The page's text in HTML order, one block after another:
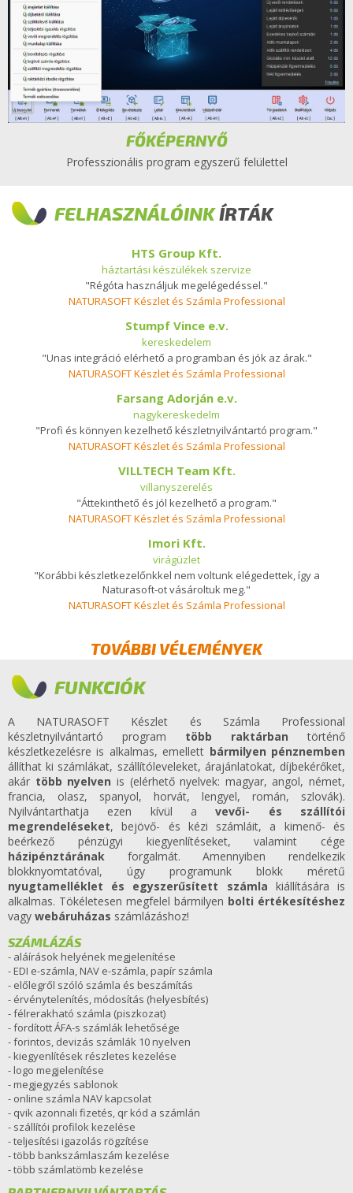
FŐKÉPERNYŐ
Professzionális program egyszerű felülettel
FELHASZNÁLÓINKÍRTÁK
HTS Group Kft.
háztartási készülékek szervize
"Régóta használjuk megelégedéssel."
NATURASOFT Készlet és Számla Professional
Stumpf Vince e.v.
kereskedelem
"Unas integráció elérhető a programban és jók az árak."
NATURASOFT Készlet és Számla Professional
Farsang Adorján e.v.
nagykereskedelm
"Profi és könnyen kezelhető készletnyilvántartó program."
NATURASOFT Készlet és Számla Professional
VILLTECH Team Kft.
villanyszerelés
"Áttekinthető és jól kezelhető a program."
NATURASOFT Készlet és Számla Professional
Imori Kft.
virágüzlet
"Korábbi készletkezelőnkkel nem voltunk elégedettek, így a
Naturasoft-ot vásároltuk meg."
NATURASOFT Készlet és Számla Professional
TOVÁBBI VÉLEMÉNYEK
FUNKCIÓK
A NATURASOFT Készlet és Számla Professional
készletnyilvántartó program több raktárban történő
készletkezelésre is alkalmas, emellett bármilyen pénznemben
állíthat ki számlákat, szállítóleveleket, árajánlatokat, díjbekérőket,
akár több nyelven is (elérhető nyelvek: magyar, angol, német,
francia, olasz, spanyol, horvát, lengyel, román, szlovák).
Nyilvántarthatja ezen kívül avevői- és szállítói
megrendeléseket, bejövő- és kézi számláit, a kimenő- és
beérkező pénzügyi kiegyenlítéseket, valamint cége
házipénztárának forgalmát. Amennyiben rendelkezik
blokknyomtatóval, úgy programunk blokk méretű
nyugtamelléklet és egyszerűsített számla kiállítására is
alkalmas. Tökéletesen megfelel bármilyen bolti értékesítéshez
vagy webáruházas számlázáshoz!
SZÁMLÁZÁS
- aláírások helyének megjelenítése
- EDI e-számla, NAV e-számla, papír számla
- előlegről szóló számla és beszámítás
- érvénytelenítés, módosítás (helyesbítés)
- félrerakható számla (piszkozat)
- fordított ÁFA-s számlák lehetősége
- forintos, devizás számlák 10 nyelven
- kiegyenlítések részletes kezelése
- logo megjelenítése
- megjegyzés sablonok
- online számla NAV kapcsolat
- qvik azonnali fizetés, qr kód a számlán
- szállítói profilok kezelése
- teljesítési igazolás rögzítése
- több bankszámlaszám kezelése
- több számlatömb kezelése